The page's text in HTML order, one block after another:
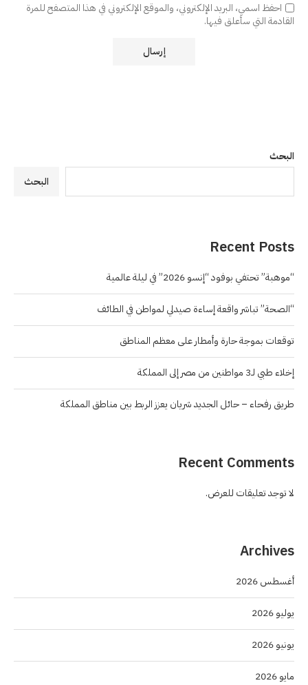
احفظ اسمي، البريد الإلكتروني، والموقع الإلكتروني في هذا المتصفح للمرة
القادمة التي سأعلق فيها.
البحث
البحث
Recent Posts
“موهبة” تحتفي بوفود “إنسو 2026” في ليلة عالمية
“الصحة” تباشر واقعة إساءة صيدلي لمواطن في الطائف
توقعات بموجة حارة وأمطار على معظم المناطق
إخلاء طبي لـ3 مواطنين من مصر إلى المملكة
طريق رفحاء – حائل الجديد شريان يعزز الربط بين مناطق المملكة
Recent Comments
لا توجد تعليقات للعرض.
Archives
أغسطس 2026
يوليو 2026
يونيو 2026
مايو 2026